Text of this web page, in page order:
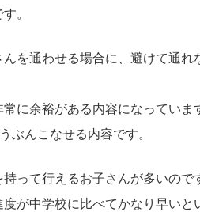
。
を通わせる場合に、避けて通れ
に余裕がある内容になっていま
ぶんこなせる内容です。
って行えるお子さんが多いので
が中学校に比べてかなり早いと